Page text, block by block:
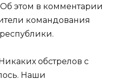
этом в комментарии
командования
обстрелов с
Наши